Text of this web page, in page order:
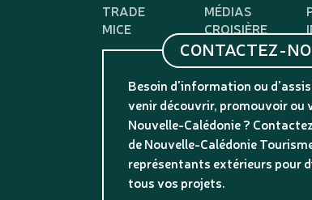
TRADE MÉDIAS
MICE
CROISIÈRE
CONTACTEZ-
Besoin d'information ou
venir découvrir, promouvoir ou
Nouvelle-Calédonie ?
de Nouvelle-Calédonie
représentants extérieurs pour
tous vos projets.